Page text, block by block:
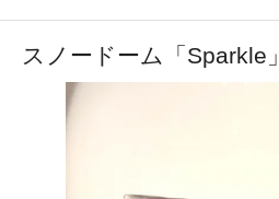
スノードーム「Sparkle」